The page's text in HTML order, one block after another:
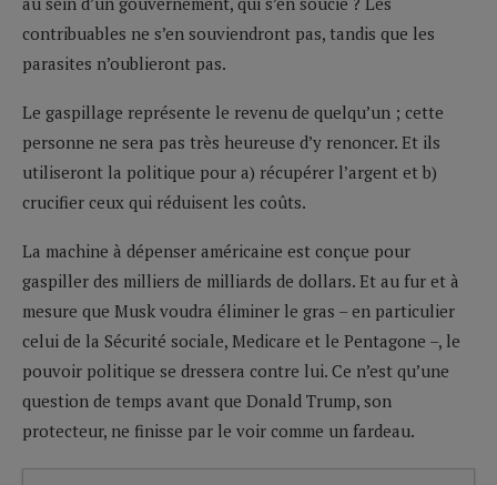
contribuables ne s’en souviendront pas, tandis que les
parasites n’oublieront pas.
Le gaspillage représente le revenu de quelqu’un ; cette
personne ne sera pas très heureuse d’y renoncer. Et ils
utiliseront la politique pour a) récupérer l’argent et b)
crucifier ceux qui réduisent les coûts.
La machine à dépenser américaine est conçue pour
gaspiller des milliers de milliards de dollars. Et au fur et à
mesure que Musk voudra éliminer le gras – en particulier
celui de la Sécurité sociale, Medicare et le Pentagone –, le
pouvoir politique se dressera contre lui. Ce n’est qu’une
question de temps avant que Donald Trump, son
protecteur, ne finisse par le voir comme un fardeau.